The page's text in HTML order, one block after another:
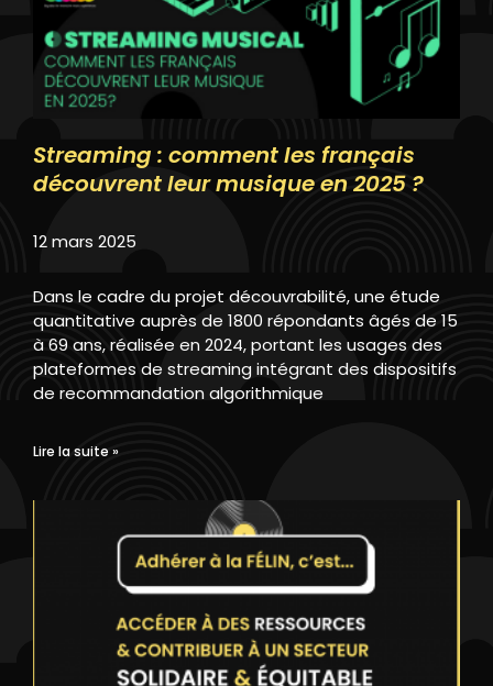
Streaming : comment les français
découvrent leur musique en 2025 ?
12 mars 2025
Dans le cadre du projet découvrabilité, une étude
quantitative auprès de 1800 répondants âgés de 15
à 69 ans, réalisée en 2024, portant les usages des
plateformes de streaming intégrant des dispositifs
de recommandation algorithmique
Lire la suite »